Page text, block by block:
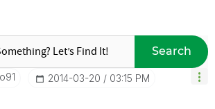
Search
‎2014-03-20 03:15 PM